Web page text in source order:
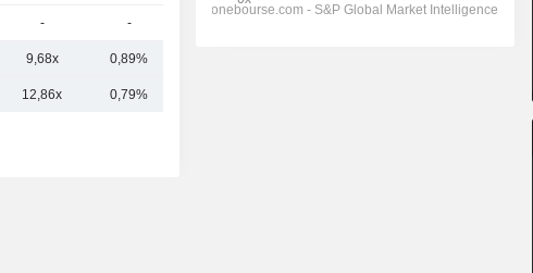
- -
9,68x 0,89%
12,86x 0,79%